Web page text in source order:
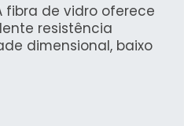
fibra de vidro oferece
resistência
dimensional, baixo